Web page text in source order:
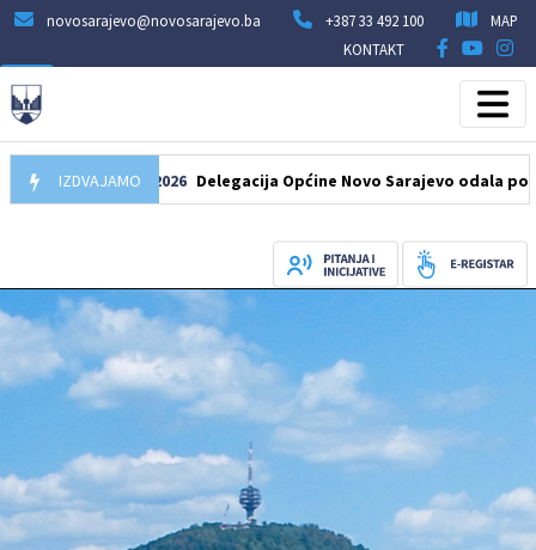
novosarajevo@novosarajevo.ba +387 33 492 100
MAP
KONTAKT
IZDVAJAMO
07.08.2026 Delegacija Općine Novo Sarajevo odala počast